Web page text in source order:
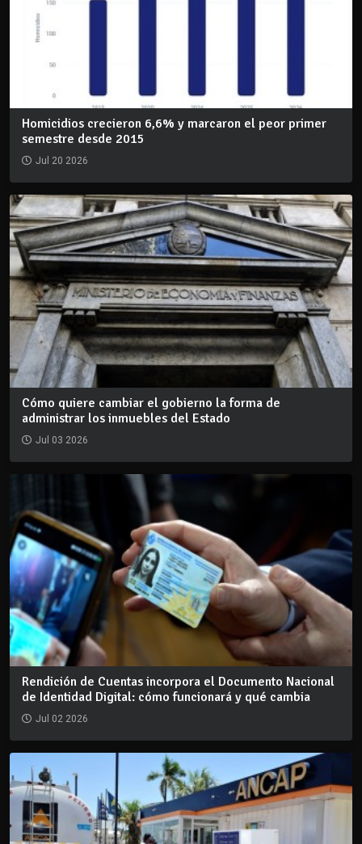
Homicidios crecieron 6,6% y marcaron el peor primer
semestre desde 2015
Jul 20 2026
Cómo quiere cambiar el gobierno la forma de
administrar los inmuebles del Estado
Jul 03 2026
Rendición de Cuentas incorpora el Documento Nacional
de Identidad Digital: cómo funcionará y qué cambia
Jul 02 2026